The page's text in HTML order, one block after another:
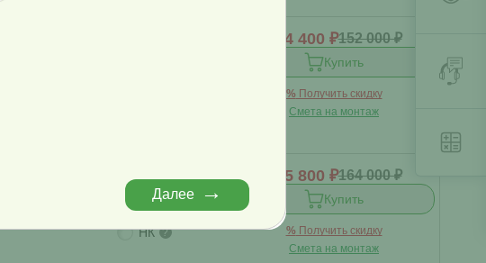
144 400 ₽152 000 ₽
Купить
% Получить скидку
Смета на монтаж
миди ?
НК ?
155 800 ₽164 000 ₽
Купить
% Получить скидку
Смета на монтаж
Далее